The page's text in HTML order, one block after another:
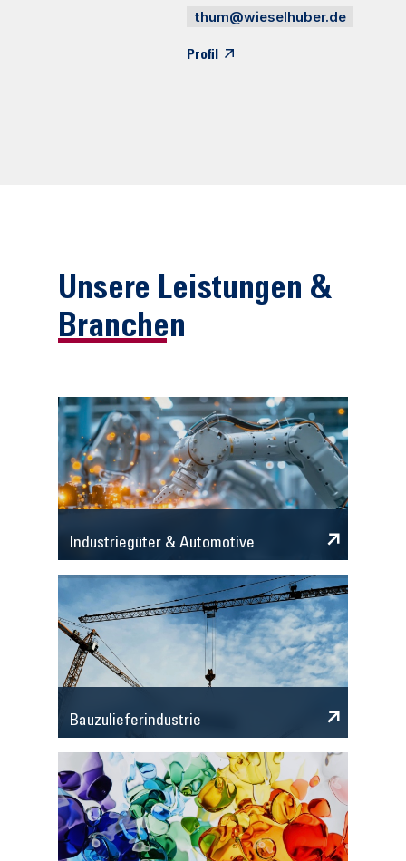
Unsere Leistungen &
Branchen
Industriegüter & Automotive
Bauzulieferindustrie
thum@wieselhuber.de
Profil